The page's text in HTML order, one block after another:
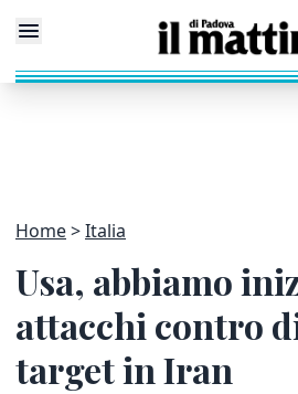
Home Italia
Usa, abbiamo
attacchi contro
target in Iran